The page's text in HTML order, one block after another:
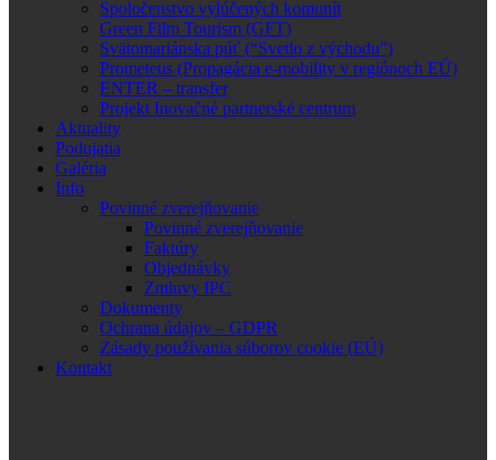
Spoločenstvo vylúčených komunít
Green Film Tourism (GFT)
Svätomariánska púť (“Svetlo z východu”)
Prometeus (Propagácia e-mobility v regiónoch EÚ)
ENTER – transfer
Projekt Inovačné partnerské centrum
Aktuality
Podujatia
Galéria
Info
Povinné zverejňovanie
Povinné zverejňovanie
Faktúry
Objednávky
Zmluvy IPC
Dokumenty
Ochrana údajov – GDPR
Zásady používania súborov cookie (EÚ)
Kontakt